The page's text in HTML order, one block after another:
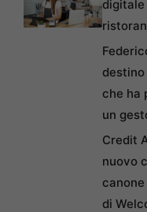
che ha
un
Credit
nuovo
di